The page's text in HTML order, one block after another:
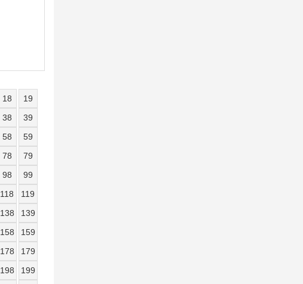
18
19
38
39
58
59
78
79
98
99
118
119
138
139
158
159
178
179
198
199